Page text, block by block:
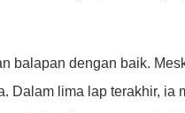
balapan dengan baik.
Dalam lima lap terakhir, ia